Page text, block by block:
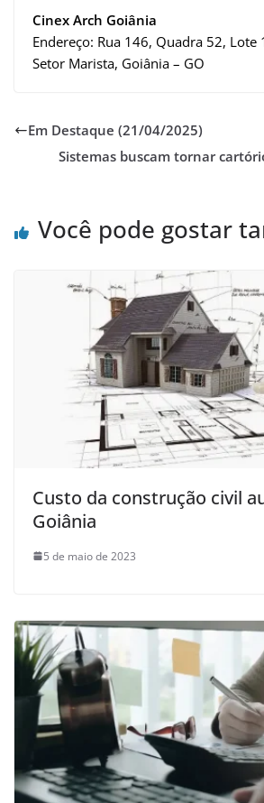
Cinex Arch Goiânia
Endereço: Rua 146, Quadra 52, Lote
Setor Marista, Goiânia – GO
Em Destaque (21/04/2025)
Sistemas buscam tornar
Você pode gostar
Custo da construção civil
Goiânia
5 de maio de 2023